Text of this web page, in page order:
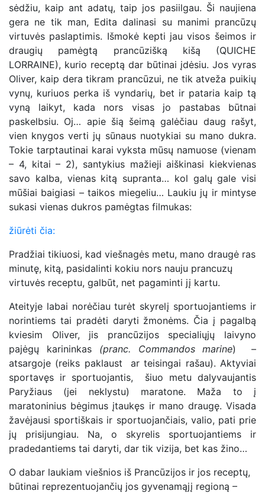
sėdžiu, kaip ant adatų, taip jos pasiilgau. Ši naujiena
gera ne tik man, Edita dalinasi su manimi prancūzų
virtuvės paslaptimis. Išmokė kepti jau visos šeimos ir
draugių pamėgtą prancūzišką kišą (QUICHE
LORRAINE), kurio receptą dar būtinai įdėsiu. Jos vyras
Oliver, kaip dera tikram prancūzui, ne tik atveža puikių
vynų, kuriuos perka iš vyndarių, bet ir pataria kaip tą
vyną laikyt, kada nors visas jo pastabas būtnai
paskelbsiu. Oj… apie šią šeimą galėčiau daug rašyt,
vien knygos verti jų sūnaus nuotykiai su mano dukra.
Tokie tarptautinai karai vyksta mūsų namuose (vienam
– 4, kitai – 2), santykius mažieji aiškinasi kiekvienas
savo kalba, vienas kitą supranta… kol galų gale visi
mūšiai baigiasi – taikos miegeliu… Laukiu jų ir mintyse
sukasi vienas dukros pamėgtas filmukas:
žiūrėti čia:
Pradžiai tikiuosi, kad viešnagės metu, mano draugė ras
minutę, kitą, pasidalinti kokiu nors nauju prancuzų
virtuvės receptu, galbūt, net pagaminti jį kartu.
Ateityje labai norėčiau turėt skyrelį sportuojantiems ir
norintiems tai pradėti daryti žmonėms. Čia į pagalbą
kviesim Oliver, jis prancūzijos specialiųjų laivyno
pajėgų karininkas (pranc. Commandos marine) –
atsargoje (reiks paklaust ar teisingai rašau). Aktyviai
sportavęs ir sportuojantis, šiuo metu dalyvaujantis
Paryžiaus (jei neklystu) maratone. Maža to į
maratoninius bėgimus įtaukęs ir mano draugę. Visada
žavėjausi sportiškais ir sportuojančiais, valio, pati prie
jų prisijungiau. Na, o skyrelis sportuojantiems ir
pradedantiems tai daryti, dar tik vizija, bet kas žino…
O dabar laukiam viešnios iš Prancūzijos ir jos receptų,
būtinai reprezentuojančių jos gyvenamąjį regioną –